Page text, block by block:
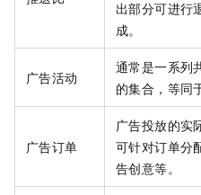
出部分可进行
成。
广告活动
通常是一系列
的集合，等同
广告订单
广告投放的实
可针对订单分
告创意等。